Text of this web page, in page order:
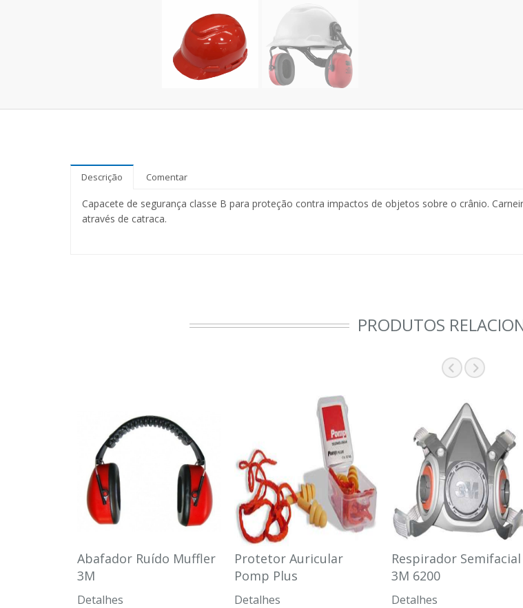
Descrição Comentar
Capacete de segurança classe B para proteção contra impactos de objetos sobre o crânio.
através de catraca.
PRODUTOS
Abafador Ruído Muffler
3M
Detalhes
Protetor Auricular
Pomp Plus
Detalhes
Respirador Semifacial
3M 6200
Detalhes